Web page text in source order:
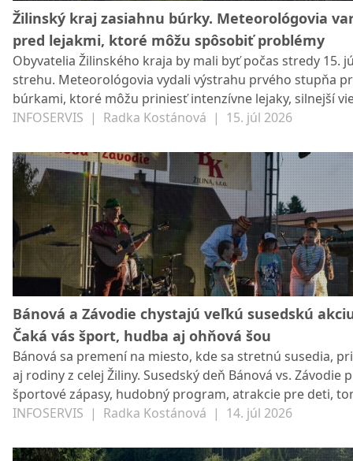
Žilinský kraj zasiahnu búrky. Meteorológovia
pred lejakmi, ktoré môžu spôsobiť problémy
Obyvatelia Žilinského kraja by mali byť počas stredy 15.
strehu. Meteorológovia vydali výstrahu prvého stupňa
búrkami, ktoré môžu priniesť intenzívne lejaky, silnejší
lokálne komplikácie
INFOSERVIS | Radka Kostánová | 15. júl 2026
Bánová a Závodie chystajú veľkú susedskú
Čaká vás šport, hudba aj ohňová šou
Bánová sa premení na miesto, kde sa stretnú susedia,
aj rodiny z celej Žiliny. Susedský deň Bánová vs. Závodie
športové zápasy, hudobný program, atrakcie pre deti,
aj večernú ohňovú šou.
INFOSERVIS | Radka Kostánová | 14. júl 2026